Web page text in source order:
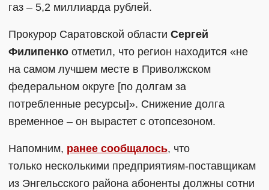
газ – 5,2 миллиарда рублей.
Прокурор Саратовской области Сергей
Филипенко отметил, что регион находится «не
на самом лучшем месте в Приволжском
федеральном округе [по долгам за
потребленные ресурсы]». Снижение долга
временное – он вырастет с отопсезоном.
Напомним, ранее сообщалось, что
только несколькими предприятиям-поставщикам
из Энгельсского района абоненты должны сотни